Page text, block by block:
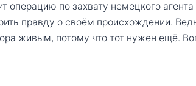
операцию по захвату немецкого
правду о своём происхождении.
живым, потому что тот нужен ещё.